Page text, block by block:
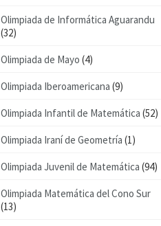
Olimpiada de Informática Aguarandu
(32)
Olimpiada de Mayo (4)
Olimpiada Iberoamericana (9)
Olimpiada Infantil de Matemática (52)
Olimpiada Iraní de Geometría (1)
Olimpiada Juvenil de Matemática (94)
Olimpiada Matemática del Cono Sur
(13)